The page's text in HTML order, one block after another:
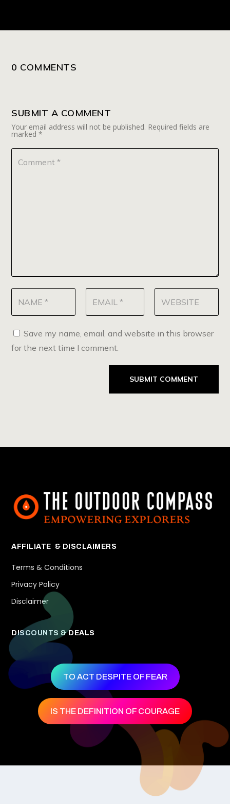
0 COMMENTS
SUBMIT A COMMENT
Your email address will not be published. Required fields are
marked*
Save my name, email, and website in this browser
for the next time I comment.
SUBMIT COMMENT
AFFILIATE & DISCLAIMERS
Terms & Conditions
Privacy Policy
Disclaimer
DISCOUNTS & DEALS
TO ACT DESPITE OF FEAR
IS THE DEFINITION OF COURAGE